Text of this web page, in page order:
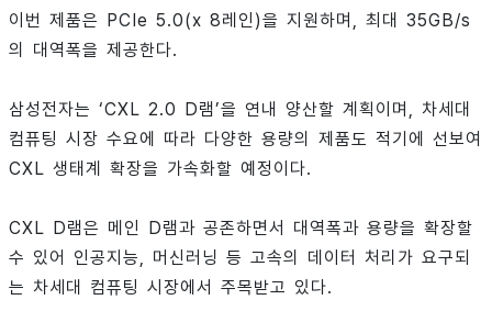
이번 제품은 PCIe 5.0(x 8레인)을 지원하며, 최대 35GB/s
의 대역폭을 제공한다.
삼성전자는 ‘CXL 2.0 D램’을 연내 양산할 계획이며, 차세대
컴퓨팅 시장 수요에 따라 다양한 용량의 제품도 적기에 선보여
CXL 생태계 확장을 가속화할 예정이다.
CXL D램은 메인 D램과 공존하면서 대역폭과 용량을 확장할
수 있어 인공지능, 머신러닝 등 고속의 데이터 처리가 요구되
는 차세대 컴퓨팅 시장에서 주목받고 있다.